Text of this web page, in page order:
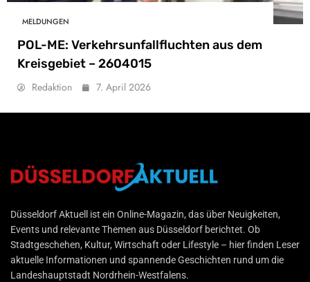
MELDUNGEN
POL-ME: Verkehrsunfallfluchten aus dem
Kreisgebiet – 2604015
Redaktion 7. April 2026
Düsseldorf Aktuell
Düsseldorf Aktuell ist ein Online-Magazin, das über Neuigkeiten,
Events und relevante Themen aus Düsseldorf berichtet. Ob
Stadtgeschehen, Kultur, Wirtschaft oder Lifestyle – hier finden Leser
aktuelle Informationen und spannende Geschichten rund um die
Landeshauptstadt Nordrhein-Westfalens.